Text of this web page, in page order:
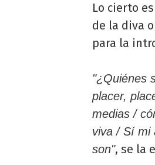
Lo cierto
de la diva
para la
"¿Quiénes
placer,
medias /
viva / Sí mi
son", se la